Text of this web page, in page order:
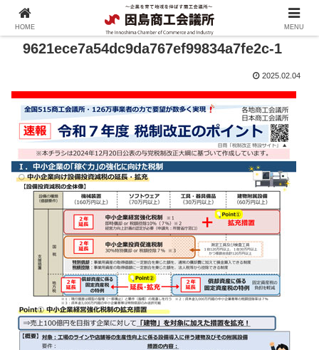
9621ece7a54dc9da767ef99834a7fe2c-1
2025.02.04
HOME MENU